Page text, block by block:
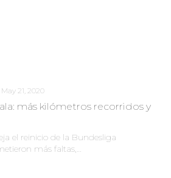
May 21, 2020
más kilómetros recorridos y
el reinicio de la Bundesliga
más faltas,…